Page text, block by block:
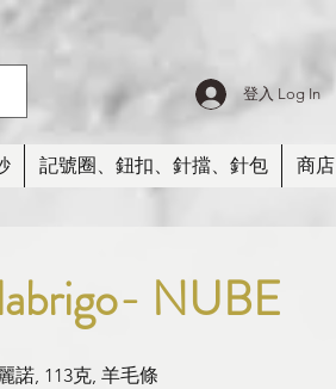
登入 Log In
記號圈、鈕扣、針擋、針包 商店
NUBE
諾, 113克, 羊毛條